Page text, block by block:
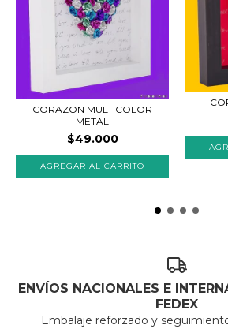
CORAZON MULTICOLOR
METAL
$49.000
AGREGAR AL CARRITO
ENVÍOS NACIONALES E
FEDEX
Embalaje reforzado y